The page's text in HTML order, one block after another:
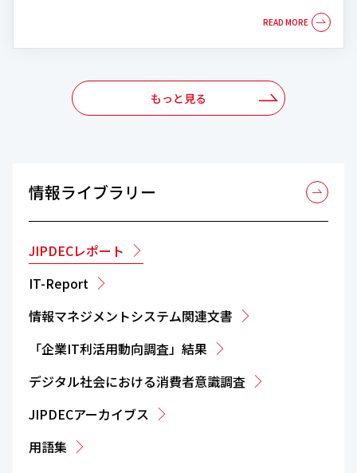
もっと見る
情報ライブラリー
JIPDECレポート
IT-Report
情報マネジメントシステム関連文書
「企業IT利活用動向調査」結果
デジタル社会における消費者意識調査
JIPDECアーカイブス
用語集